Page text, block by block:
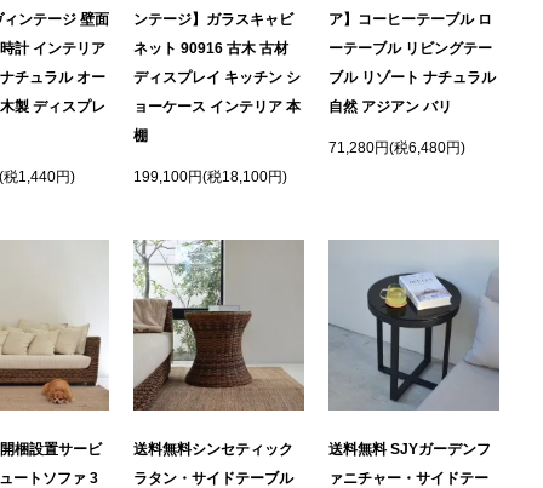
ィンテージ 壁面
計 インテリア
チュラル オー
製 ディスプレ
税1,440円)
ンテージ】ガラスキャビ
ネット 90916 古木 古材
ディスプレイ キッチン シ
ョーケース インテリア 本
棚
199,100円(税18,100円)
ア】コーヒーテーブル ロ
ーテーブル リビングテー
ブル リゾート ナチュラル
自然 アジアン バリ
71,280円(税6,480円)
梱設置サービ
ートソファ 3
送料無料シンセティック
ラタン・サイドテーブル
送料無料 SJYガーデンフ
ァニチャー・サイドテー